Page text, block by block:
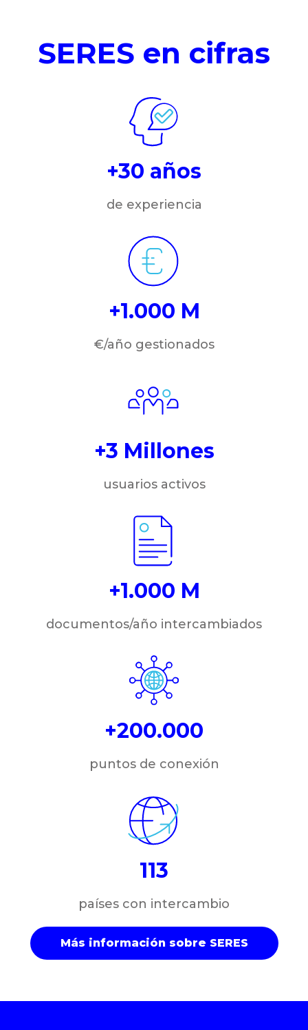
SERES en cifras
+30 años
de experiencia
+1.000 M
€/año gestionados
+3 Millones
usuarios activos
+1.000 M
documentos/año intercambiados
+200.000
puntos de conexión
113
países con intercambio
Más información sobre SERES